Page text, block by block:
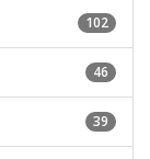
102
46
39